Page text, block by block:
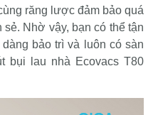
răng lược đảm bảo quá
Nhờ vậy, bạn có thể tận
bảo trì và luôn có sàn
bụi lau nhà Ecovacs T80